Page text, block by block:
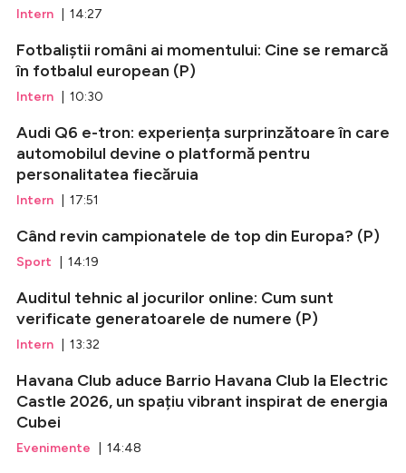
Intern | 14:27
Fotbaliștii români ai momentului: Cine se remarcă
în fotbalul european (P)
Intern | 10:30
Audi Q6 e-tron: experiența surprinzătoare în care
automobilul devine o platformă pentru
personalitatea fiecăruia
Intern | 17:51
Când revin campionatele de top din Europa? (P)
Sport | 14:19
Auditul tehnic al jocurilor online: Cum sunt
verificate generatoarele de numere (P)
Intern | 13:32
Havana Club aduce Barrio Havana Club la Electric
Castle 2026, un spațiu vibrant inspirat de energia
Cubei
Evenimente | 14:48